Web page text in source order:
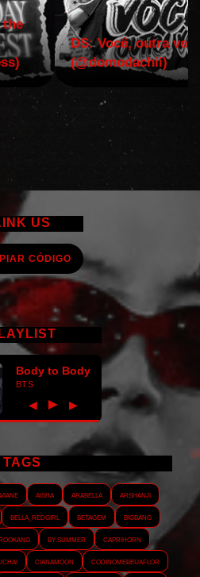
the
DS: Você, outra vez!
(@domodachii)
US
CÓDIGO
Body to Body
BTS
◀ ► ▶
TAGS
Aisha Arabella
Arshanji
Bella_RedGirl Betagem
Bigbang
By.summer
Caprihorn
Cianamoon Codinomebeijaflor